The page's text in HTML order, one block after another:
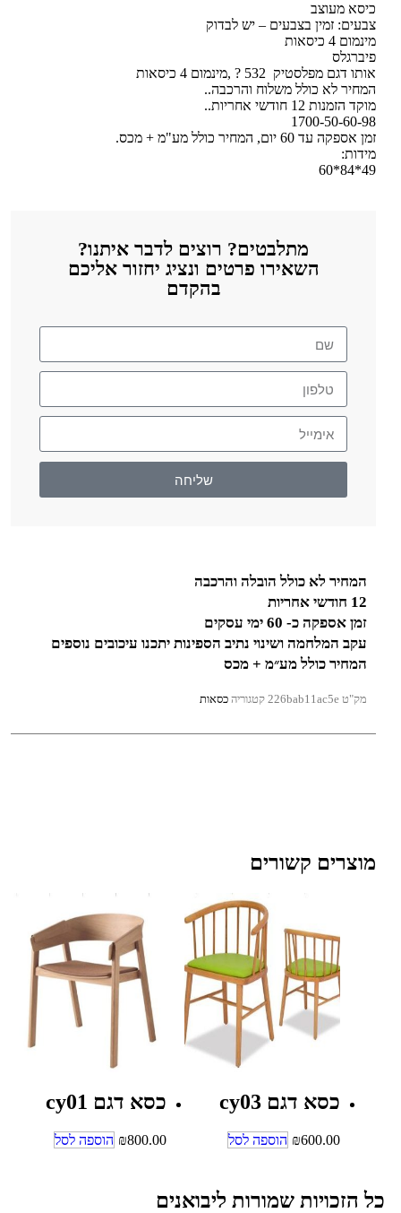
כיסא מעוצב
צבעים: זמין בצבעים – יש לבדוק
מינמום 4 כיסאות
פיברגלס
אותו דגם מפלסטיק 532 ? ,מינמום 4 כיסאות
המחיר לא כולל משלוח והרכבה..
מוקד הזמנות 12 חודשי אחריות..
1700-50-60-98
זמן אספקה עד 60 יום, המחיר כולל מע"מ + מכס.
מידות:
49*84*60
מתלבטים? רוצים לדבר איתנו?
השאירו פרטים ונציג יחזור אליכם
בהקדם
שליחה
מוצרים קשורים
כסא דגם cy03
₪600.00 הוספה לסל
כסא דגם cy01
₪800.00 הוספה לסל
המחיר לא כולל הובלה והרכבה
12 חודשי אחריות
זמן אספקה כ- 60 ימי עסקים
עקב המלחמה ושינוי נתיב הספינות יתכנו עיכובים נוספים
המחיר כולל מע״מ + מכס
מק"ט226bab11ac5e קטגוריה כסאות
כל הזכויות שמורות ליבואנים